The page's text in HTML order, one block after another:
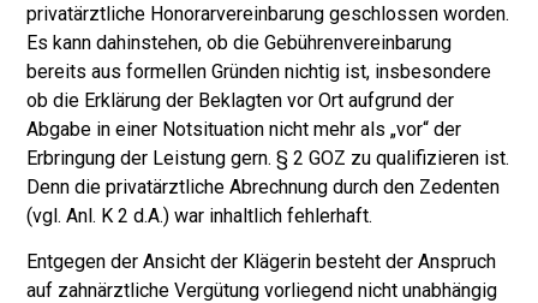
privatärztliche Honorarvereinbarung geschlossen worden.
Es kann dahinstehen, ob die Gebührenvereinbarung
bereits aus formellen Gründen nichtig ist, insbesondere
ob die Erklärung der Beklagten vor Ort aufgrund der
Abgabe in einer Notsituation nicht mehr als „vor“ der
Erbringung der Leistung gern. § 2 GOZ zu qualifizieren ist.
Denn die privatärztliche Abrechnung durch den Zedenten
(vgl. Anl. K 2 d.A.) war inhaltlich fehlerhaft.
Entgegen der Ansicht der Klägerin besteht der Anspruch
auf zahnärztliche Vergütung vorliegend nicht unabhängig